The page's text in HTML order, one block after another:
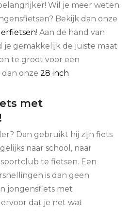
Wil je meer weten
Bekijk dan onze
! Aan de hand van
je gemakkelijk de juiste maat
te groot voor een
onze 28 inch
met
Dan gebruikt hij zijn fiets
naar school, naar
te fietsen. Een
is dan geen
jongensfiets met
dat je net wat